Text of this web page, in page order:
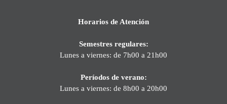
Horarios de Atención
Semestres regulares:
Lunes a viernes: de 7h00 a 21h00
Períodos de verano:
Lunes a viernes: de 8h00 a 20h00